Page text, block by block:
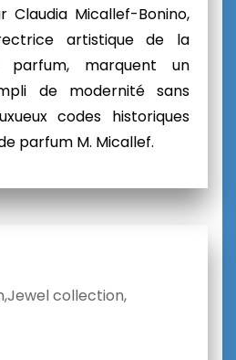
Claudia Micallef-Bonino,
artistique de la
parfum, marquent un
de modernité sans
codes historiques
parfum M. Micallef.
Jewel collection,